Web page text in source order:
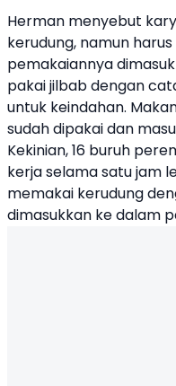
Herman menyebut
kerudung, namun
pemakaiannya
pakai jilbab dengan
untuk keindahan.
sudah dipakai dan
Kekinian, 16 buruh
kerja selama satu jam
memakai kerudung
dimasukkan ke dalam